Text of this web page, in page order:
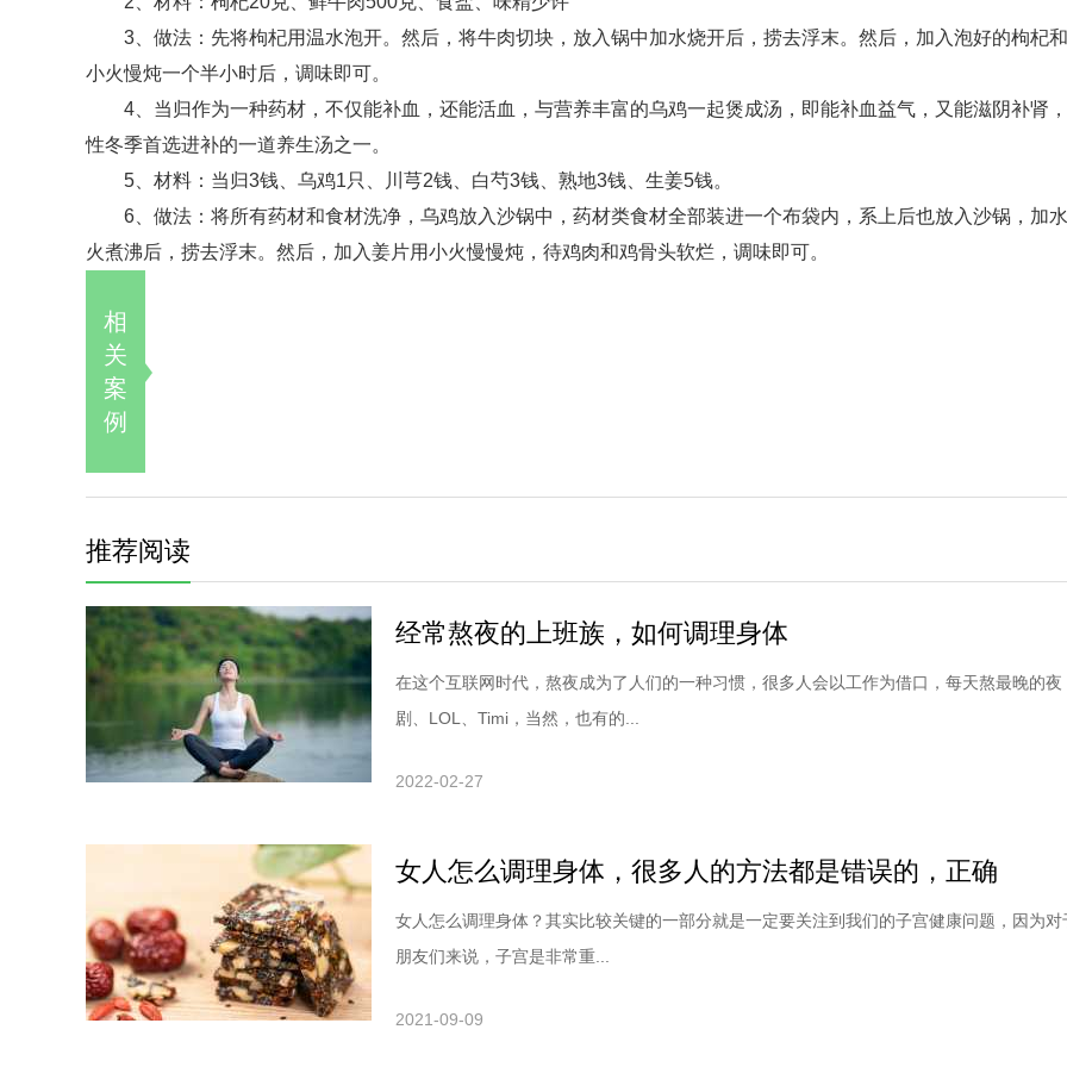
3、做法：先将枸杞用温水泡开。然后，将牛肉切块，放入锅中加水烧开后，捞去浮末。然后，加入泡好的枸杞和
小火慢炖一个半小时后，调味即可。
4、当归作为一种药材，不仅能补血，还能活血，与营养丰富的乌鸡一起煲成汤，即能补血益气，又能滋阴补肾
性冬季首选进补的一道养生汤之一。
5、材料：当归3钱、乌鸡1只、川芎2钱、白芍3钱、熟地3钱、生姜5钱。
6、做法：将所有药材和食材洗净，乌鸡放入沙锅中，药材类食材全部装进一个布袋内，系上后也放入沙锅，加
火煮沸后，捞去浮末。然后，加入姜片用小火慢慢炖，待鸡肉和鸡骨头软烂，调味即可。
相
关
案
例
推荐阅读
经常熬夜的上班族，如何调理身体
在这个互联网时代，熬夜成为了人们的一种习惯，很多人会以工作为借口，每天熬最晚的夜
剧、LOL、Timi，当然，也有的...
2022-02-27
女人怎么调理身体，很多人的方法都是错误的，正确
女人怎么调理身体？其实比较关键的一部分就是一定要关注到我们的子宫健康问题，因为对
朋友们来说，子宫是非常重...
2021-09-09